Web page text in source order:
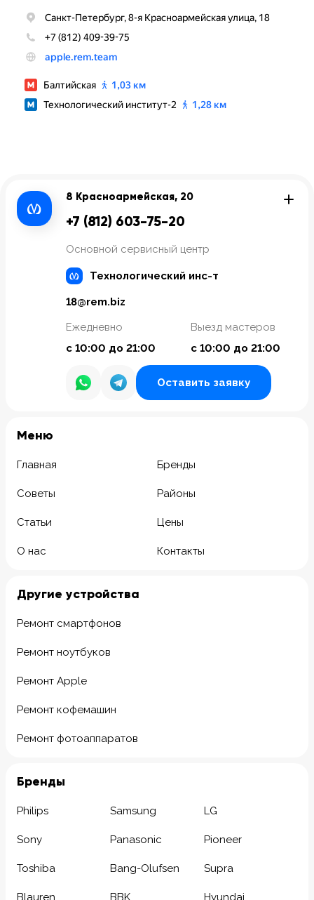
8 Красноармейская, 20
+7 (812) 603-75-20
Основной сервисный центр
Технологический инс-т
18@rem.biz
Ежедневно
с 10:00 до 21:00
Выезд мастеров
с 10:00 до 21:00
Оставить заявку
Meню
Главная Бренды
Советы Районы
Статьи Цены
О нас Контакты
Другие устройства
Ремонт смартфонов
Ремонт ноутбуков
Ремонт Apple
Ремонт кофемашин
Ремонт фотоаппаратов
Бренды
Philips Samsung LG
Sony Panasonic Pioneer
Toshiba Bang-Olufsen Supra
Blauren BBK Hyundai